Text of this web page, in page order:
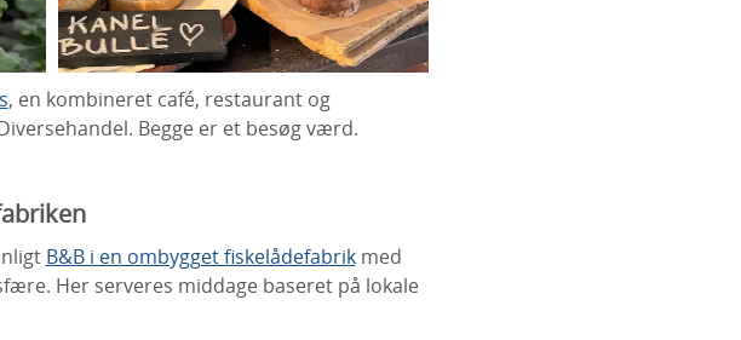
, en kombineret café, restaurant og
Begge er et besøg værd.
B&B i en ombygget fiskelådefabrikmed
Her serveres middage baseret på lokale